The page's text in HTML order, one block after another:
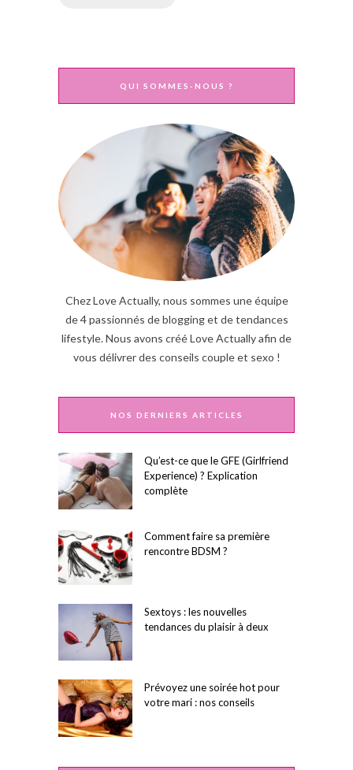
QUI SOMMES-NOUS ?
Chez Love Actually, nous sommes une équipe
de 4 passionnés de blogging et de tendances
lifestyle. Nous avons créé Love Actually afin de
vous délivrer des conseils couple et sexo !
NOS DERNIERS ARTICLES
Qu’est-ce que le GFE (Girlfriend
Experience) ? Explication
complète
Comment faire sa première
rencontre BDSM ?
Sextoys : les nouvelles
tendances du plaisir à deux
Prévoyez une soirée hot pour
votre mari : nos conseils